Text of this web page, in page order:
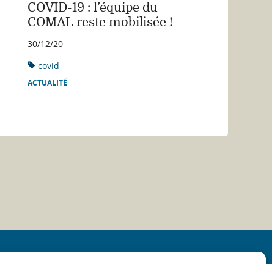
COVID-19 : l’équipe du
COMAL reste mobilisée !
30/12/20
covid
ACTUALITÉ